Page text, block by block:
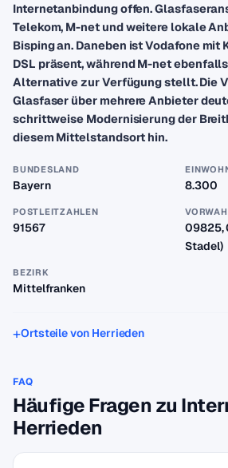
Internetanbindung offen.
Telekom, M-net und weitere lokale
Bisping an. Daneben ist Vodafone mit
DSL präsent, während M-net
Alternative zur Verfügung stellt. Die
Glasfaser über mehrere Anbieter
schrittweise Modernisierung der
diesem Mittelstandsort hin.
BUNDESLAND
Bayern 8.300
POSTLEITZAHLEN
91567
09825,
Stadel)
BEZIRK
Mittelfranken
Ortsteile von Herrieden
FAQ
Häufige Fragen zu
Herrieden